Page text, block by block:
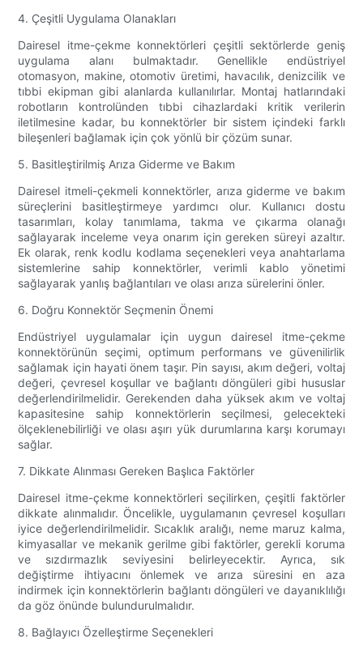
4. Çeşitli Uygulama Olanakları
Dairesel itme-çekme konnektörleri çeşitli sektörlerde geniş
uygulama alanı bulmaktadır. Genellikle endüstriyel
otomasyon, makine, otomotiv üretimi, havacılık, denizcilik ve
tıbbi ekipman gibi alanlarda kullanılırlar. Montaj hatlarındaki
robotların kontrolünden tıbbi cihazlardaki kritik verilerin
iletilmesine kadar, bu konnektörler bir sistem içindeki farklı
bileşenleri bağlamak için çok yönlü bir çözüm sunar.
5. Basitleştirilmiş Arıza Giderme ve Bakım
Dairesel itmeli-çekmeli konnektörler, arıza giderme ve bakım
süreçlerini basitleştirmeye yardımcı olur. Kullanıcı dostu
tasarımları, kolay tanımlama, takma ve çıkarma olanağı
sağlayarak inceleme veya onarım için gereken süreyi azaltır.
Ek olarak, renk kodlu kodlama seçenekleri veya anahtarlama
sistemlerine sahip konnektörler, verimli kablo yönetimi
sağlayarak yanlış bağlantıları ve olası arıza sürelerini önler.
6. Doğru Konnektör Seçmenin Önemi
Endüstriyel uygulamalar için uygun dairesel itme-çekme
konnektörünün seçimi, optimum performans ve güvenilirlik
sağlamak için hayati önem taşır. Pin sayısı, akım değeri, voltaj
değeri, çevresel koşullar ve bağlantı döngüleri gibi hususlar
değerlendirilmelidir. Gerekenden daha yüksek akım ve voltaj
kapasitesine sahip konnektörlerin seçilmesi, gelecekteki
ölçeklenebilirliği ve olası aşırı yük durumlarına karşı korumayı
sağlar.
7. Dikkate Alınması Gereken Başlıca Faktörler
Dairesel itme-çekme konnektörleri seçilirken, çeşitli faktörler
dikkate alınmalıdır. Öncelikle, uygulamanın çevresel koşulları
iyice değerlendirilmelidir. Sıcaklık aralığı, neme maruz kalma,
kimyasallar ve mekanik gerilme gibi faktörler, gerekli koruma
ve sızdırmazlık seviyesini belirleyecektir. Ayrıca, sık
değiştirme ihtiyacını önlemek ve arıza süresini en aza
indirmek için konnektörlerin bağlantı döngüleri ve dayanıklılığı
da göz önünde bulundurulmalıdır.
8. Bağlayıcı Özelleştirme Seçenekleri